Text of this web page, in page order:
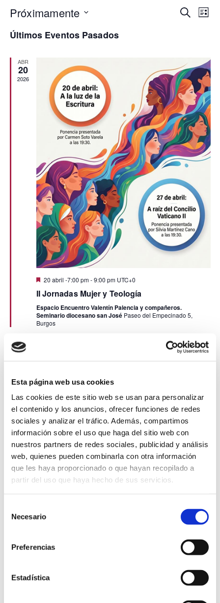
Esta página web usa cookies
Las cookies de este sitio web se usan para personalizar
el contenido y los anuncios, ofrecer funciones de redes
sociales y analizar el tráfico. Además, compartimos
información sobre el uso que haga del sitio web con
nuestros partners de redes sociales, publicidad y análisis
web, quienes pueden combinarla con otra información
que les haya proporcionado o que hayan recopilado a
partir del uso que haya hecho de sus servicios.
Necesario
Preferencias
Estadística
y
de
BuscarLista
Próximamente
fecha.
Últimos Eventos Pasados
ABR
20
2026
Destacado
20 abril -7:00 pm-9:00 pm UTC+0
II Jornadas Mujer y Teología
Espacio Encuentro Valentín Palencia y compañeros.
Seminario diocesano san José Paseo del Empecinado 5,
Burgos
ABR
14
2026
14 abril -7:00 pm-16 abril -7:00 pm UTC+0
XIV Jornadas de Ciencia y Cristianismo
MAR